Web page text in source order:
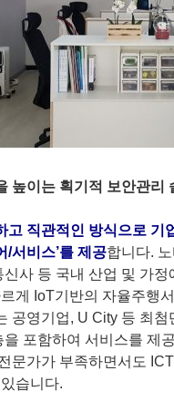
높이는 획기적 보안관리
고 직관적인 방식으로 기
/서비스’를 제공합니다.
신사 등 국내 산업 및 가
게 IoT기반의 자율주행
공영기업, U City 등 최
포함하여 서비스를 제
문가가 부족하면서도
습니다.